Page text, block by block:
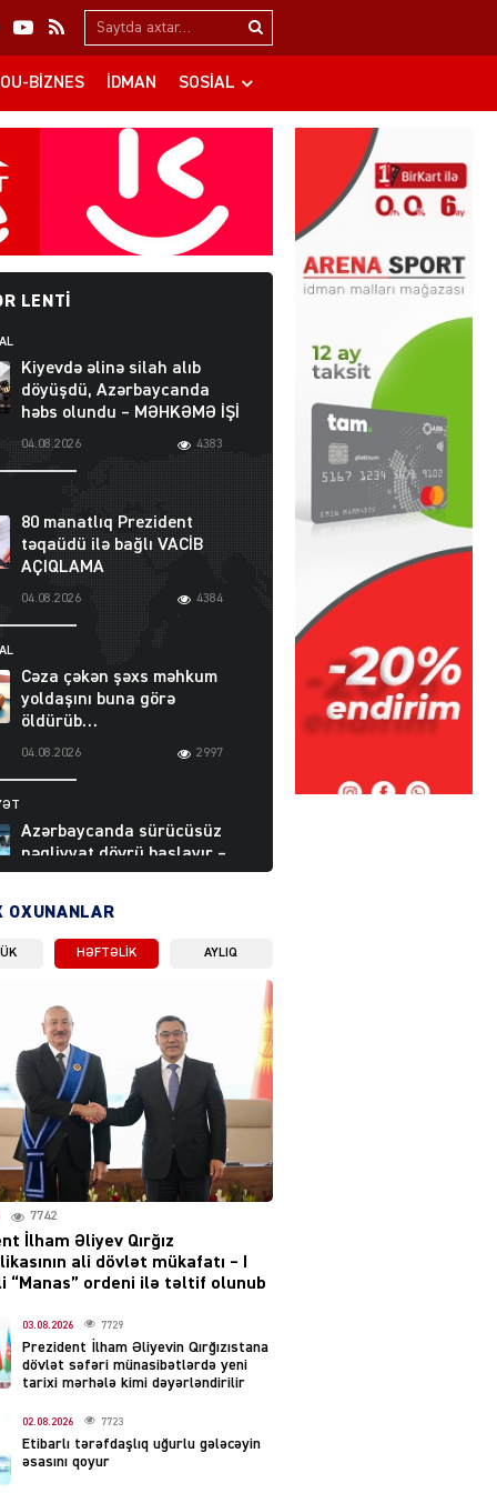
Search…
BIZNES İDMAN SOSIAL
LENTI
Kiyevdə əlinə silah alıb
döyüşdü, Azərbaycanda
həbs olundu – MƏHKƏMƏ İŞİ
04.08.2026 4383
80 manatlıq Prezident
təqaüdü ilə bağlı VACİB
AÇIQLAMA
04.08.2026 4384
Cəza çəkən şəxs məhkum
yoldaşını buna görə
öldürüb…
04.08.2026 2997
Azərbaycanda sürücüsüz
nəqliyyat dövrü başlayır –
BELƏ işləyəcək
04.08.2026
layihəsi ilə bağlı AÇIQLAMA
04.08.2026
Müharibə Rusiyanın belini
bükür
04.08.2026 3998
Ekranlardan uzaq qalan
məşhur aktrisanın yeni
çıxdı
04.08.2026 2162
Hüseyn Həsənov haqqında
həbs qərarı verildi –
Milyonluq əmlakı müsadirə
OXUNANLAR
HƏFTƏLIK AYLIQ
7742
İlham Əliyev Qırğız
ali dövlət mükafatı – I
“Manas” ordeni ilə təltif olunub
03.08.2026 7729
Prezident İlham Əliyevin Qırğızıstana
dövlət səfəri münasibətlərdə yeni
tarixi mərhələ kimi dəyərləndirilir
02.08.2026 7723
Etibarlı tərəfdaşlıq uğurlu gələcəyin
əsasını qoyur